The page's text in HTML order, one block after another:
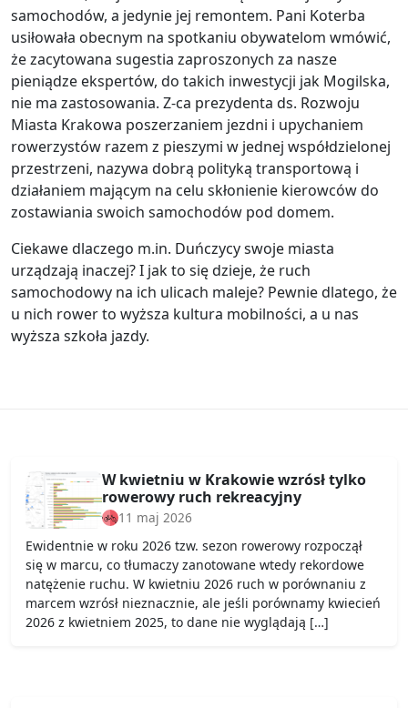
samochodów, a jedynie jej remontem. Pani Koterba
usiłowała obecnym na spotkaniu obywatelom wmówić,
że zacytowana sugestia zaproszonych za nasze
pieniądze ekspertów, do takich inwestycji jak Mogilska,
nie ma zastosowania. Z-ca prezydenta ds. Rozwoju
Miasta Krakowa poszerzaniem jezdni i upychaniem
rowerzystów razem z pieszymi w jednej współdzielonej
przestrzeni, nazywa dobrą polityką transportową i
działaniem mającym na celu skłonienie kierowców do
zostawiania swoich samochodów pod domem.
Ciekawe dlaczego m.in. Duńczycy swoje miasta
urządzają inaczej? I jak to się dzieje, że ruch
samochodowy na ich ulicach maleje? Pewnie dlatego, że
u nich rower to wyższa kultura mobilności, a u nas
wyższa szkoła jazdy.
W kwietniu w Krakowie wzrósł tylko
rowerowy ruch rekreacyjny
11 maj 2026
Ewidentnie w roku 2026 tzw. sezon rowerowy rozpoczął
się w marcu, co tłumaczy zanotowane wtedy rekordowe
natężenie ruchu. W kwietniu 2026 ruch w porównaniu z
marcem wzrósł nieznacznie, ale jeśli porównamy kwiecień
2026 z kwietniem 2025, to dane nie wyglądają […]